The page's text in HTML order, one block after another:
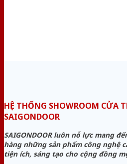
HỆ THỐNG SHOWROOM CỬA
SAIGONDOOR
SAIGONDOOR luôn nỗ lực mang
hàng những sản phẩm công nghệ
tiện ích, sáng tạo cho cộng đồng